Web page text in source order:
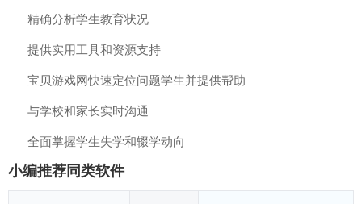
精确分析学生教育状况
提供实用工具和资源支持
宝贝游戏网快速定位问题学生并提供帮助
与学校和家长实时沟通
全面掌握学生失学和辍学动向
小编推荐同类软件